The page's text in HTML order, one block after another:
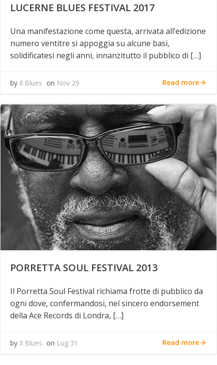
LUCERNE BLUES FESTIVAL 2017
Una manifestazione come questa, arrivata all’edizione
numero ventitre si appoggia su alcune basi,
solidificatesi negli anni, innanzitutto il pubblico di […]
by Il Blues on Nov 29 Read more
PORRETTA SOUL FESTIVAL 2013
Il Porretta Soul Festival richiama frotte di pubblico da
ogni dove, confermandosi, nel sincero endorsement
della Ace Records di Londra, […]
by Il Blues on Lug 31 Read more